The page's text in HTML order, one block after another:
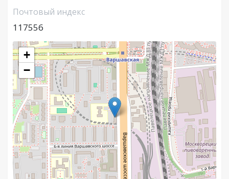
Почтовый индекс
117556
+
−